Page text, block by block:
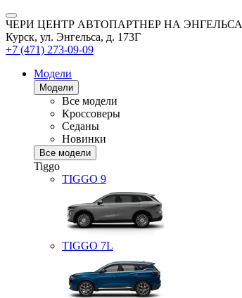
ЧЕРИ ЦЕНТР АВТОПАРТНЕР НА ЭНГЕЛЬСА
Курск, ул. Энгельса, д. 173Г
+7 (471) 273-09-09
Модели
Модели
Все модели
Кроссоверы
Седаны
Новинки
Все модели
Tiggo
TIGGO 9
TIGGO 7L